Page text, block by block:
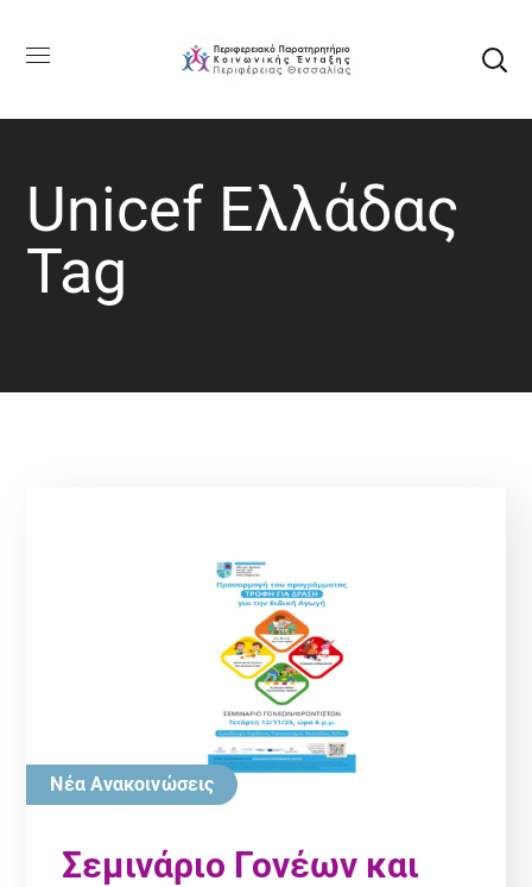
Unicef Ελλάδας
Tag
Νέα Ανακοινώσεις
Σεμινάριο Γονέων και